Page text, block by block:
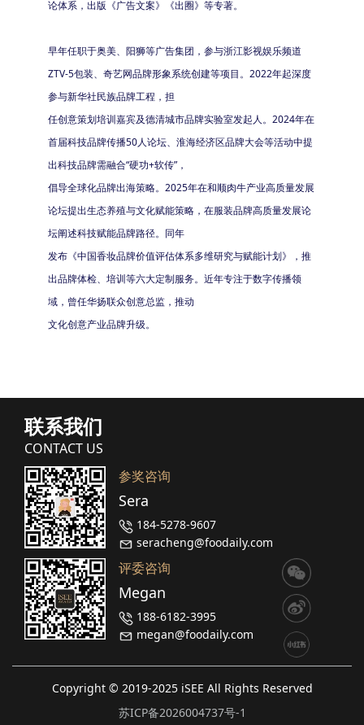
论体系，出版《广告文案》《出圈》等专著。
早年任职于奥美、阳狮等广告集团，参与浙江影视娱乐频道
ZTV-5包装、奇艺网品牌形象系统创建等项目。2022年起深度
参与新华社民族品牌工程，担
任创意策划培训嘉宾及德清城市品牌实验室发起人。2024年在
首届科技品牌传播50人论坛、淮海经济区品牌大会等活动中提
出科技品牌需融合“硬功+软传”，
倡导全球化品牌出海策略。2025年在和顺肉牛产业高质量发展
论坛提出生态养殖与文化赋能策略，在服装品牌高质量发展论
坛阐述科技赋能品牌路径。同年
发布《中国香妆品牌价值评估体系多维研究与赋能计划》，推
出品牌体检、培训等六大定制服务。近年专注于数字传播领
域，曾任华扬联众创意总监，推动
文化创意产业品牌升级。
联系我们
CONTACT US
参奖咨询
Sera
184-5278-9607
seracheng@foodaily.com
评委咨询
Megan
188-6182-3995
megan@foodaily.com
Copyright © 2019-2025 iSEE All Rights Reserved
苏ICP备2026004737号-1